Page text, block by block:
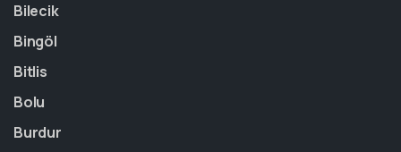
Bilecik
Bingöl
Bitlis
Bolu
Burdur